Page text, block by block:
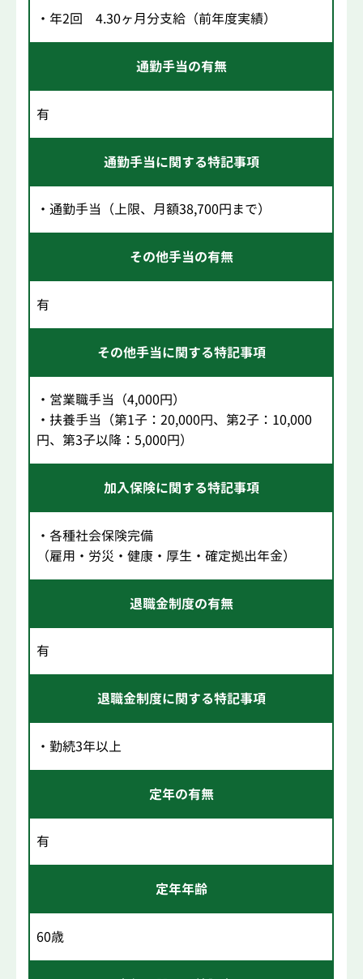
・年2回 4.30ヶ月分支給（前年度実績）
通勤手当の有無
有
通勤手当に関する特記事項
・通勤手当（上限、月額38,700円まで）
その他手当の有無
有
その他手当に関する特記事項
・営業職手当（4,000円）
・扶養手当（第1子：20,000円、第2子：10,000
円、第3子以降：5,000円）
加入保険に関する特記事項
・各種社会保険完備
（雇用・労災・健康・厚生・確定拠出年金）
退職金制度の有無
有
退職金制度に関する特記事項
・勤続3年以上
定年の有無
有
定年年齢
60歳